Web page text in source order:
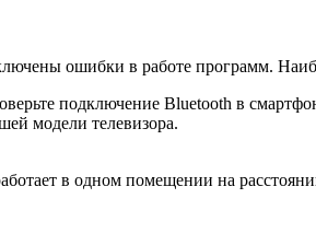
ошибки в работе программ.
подключение Bluetooth в
модели телевизора.
в одном помещении на